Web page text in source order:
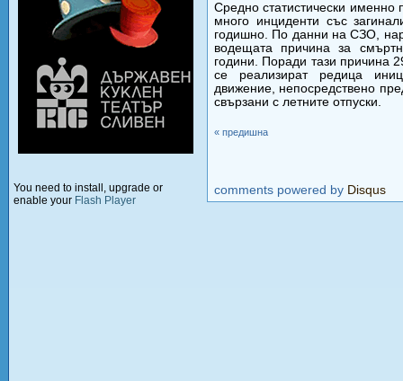
You need to install, upgrade or
enable your Flash Player
Средно статистически именно
много инциденти със
годишно. По данни на СЗО,
водещата причина за
години. Поради тази причина
се реализират редица
движение, непосредствено
свързани с летните отпуски.
« предишна
comments powered by Disqus